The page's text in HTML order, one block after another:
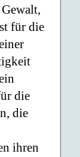
für die
die
die
ihren